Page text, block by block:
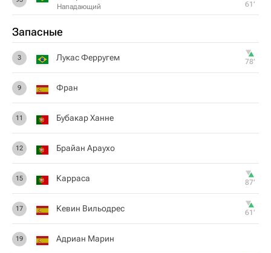
Нападающий 61‎’‎
Запасные
3 Лукас Ферругем 78‎’‎
9 Фран
11 Бубакар Ханне
12 Брайан Араухо
15 Карраса 87‎’‎
17 Кевин Вильодрес 61‎’‎
19 Адриан Марин